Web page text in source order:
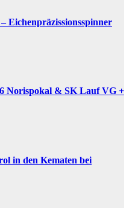
Eichenpräzissionsspinner
Norispokal & SK Lauf VG +
in den Kematen bei